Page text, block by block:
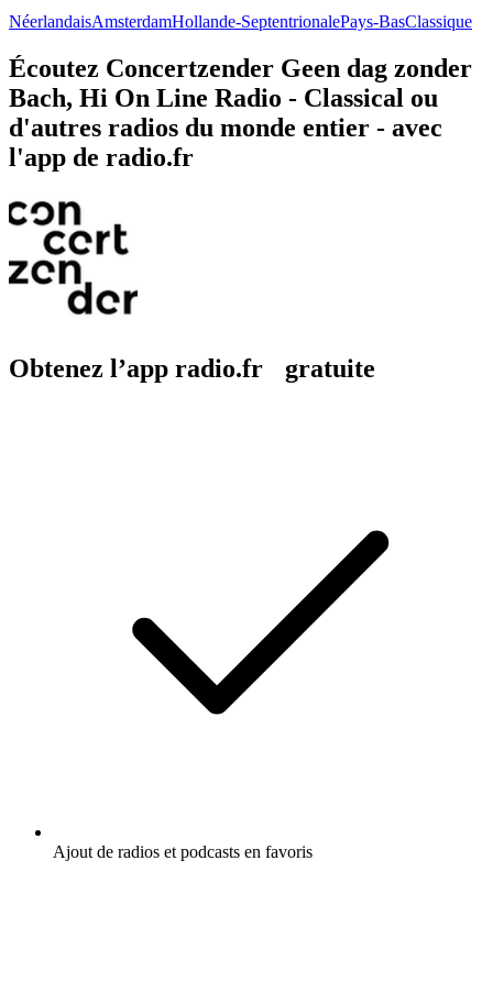
NéerlandaisAmsterdamHollande-SeptentrionalePays-BasClassique
Écoutez Concertzender Geen dag zonder
Bach, Hi On Line Radio - Classical ou
d'autres radios du monde entier - avec
l'app de radio.fr
Obtenez l’app radio.fr gratuite
Ajout de radios et podcasts en favoris